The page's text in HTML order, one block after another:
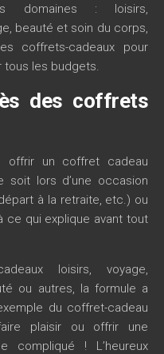
domaines : loisirs,
beauté et soin du corps,
coffrets-cadeaux pour
tous les budgets.
des coffrets
offrir un coffret cadeau
soit lors d’une occasion
à la retraite, etc.) ou
ce qui explique avant tout
loisirs, voyage,
ou autres, la formule a
du coffret-cadeau
plaisir ou offrir une
compliqué ! L’heureux